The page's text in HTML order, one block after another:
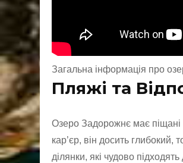
Загальна інформація про
Пляжі та
Озеро Задорожнє має піщані
кар’єр, він досить глибокий,
ділянки, які чудово